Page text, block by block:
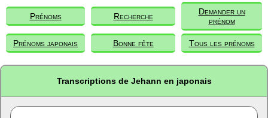
Prénoms Recherche
Demander un
prénom
Prénoms japonais Bonne fête Tous les prénoms
Transcriptions de Jehann en japonais